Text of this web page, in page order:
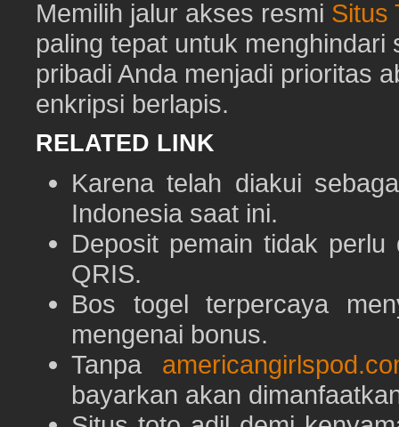
Memilih jalur akses resmi Situs
paling tepat untuk
pribadi Anda menjadi prioritas
enkripsi berlapis.
RELATED LINK
Karena telah diakui
Indonesia saat ini.
Deposit pemain tidak
QRIS.
Bos togel terpercaya
mengenai bonus.
Tanpa
bayarkan akan